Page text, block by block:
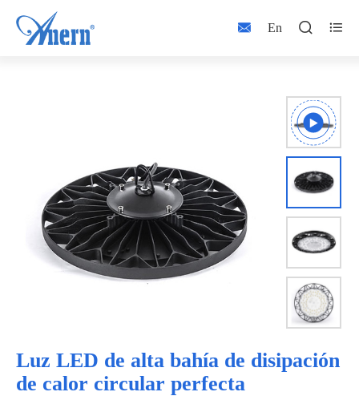
 En  
Luz LED de alta bahía de disipación
de calor circular perfecta
